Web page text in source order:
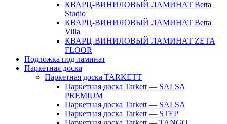
КВАРЦ-ВИНИЛОВЫЙ ЛАМИНАТ Betta
Studio
КВАРЦ-ВИНИЛОВЫЙ ЛАМИНАТ Betta
Villa
КВАРЦ-ВИНИЛОВЫЙ ЛАМИНАТ ZETA
FLOOR
Подложка под ламинат
Паркетная доска
Паркетная доска TARKETT
Паркетная доска Tarkett — SALSA
PREMIUM
Паркетная доска Tarkett — SALSA
Паркетная доска Tarkett — STEP